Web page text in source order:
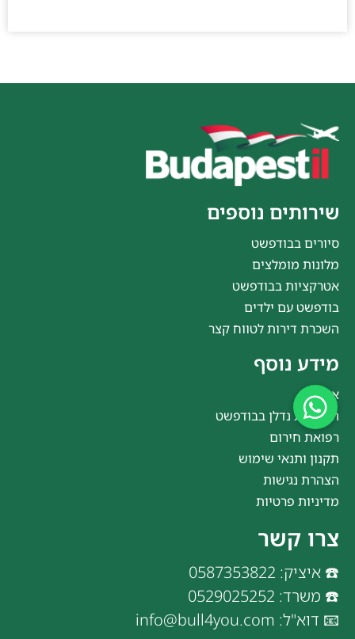
שירותים נוספים
סיורים בבודפשט
מלונות מומלצים
אטרקציות בבודפשט
בודפשט עם ילדים
השכרת דירות לטווח קצר
מידע נוסף
אודות
השקעות נדלן בבודפשט
רפואת חירום
תקנון ותנאי שימוש
הצהרת נגישות
מדיניות פרטיות
צרו קשר
☎️ איציק: 0587353822
☎️ משרד: 0529025252
📧 דוא"ל: info@bull4you.com